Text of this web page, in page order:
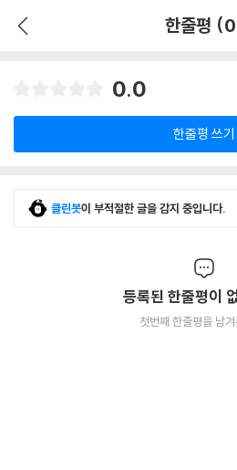
한줄평
0.0
한줄평 쓰기
클린봇이 부적절한 글을 감지 중입니다.
등록된 한줄평이
첫번째 한줄평을 남겨